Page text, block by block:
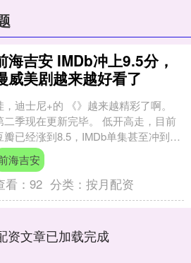
海吉安 IMDb冲上9.5分，
威美剧越来越好看了
，迪士尼+的 《》越来越精彩了啊。
二季现在更新完毕。 低开高走，目前
瓣已经涨到8.5，IMDb单集甚至冲到了
分... 口碑越来越好，其实原因特别
....
海吉安
看：92 分类：按月配资
资文章已加载完成